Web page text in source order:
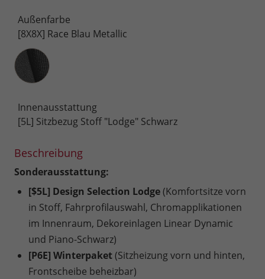
Außenfarbe
[8X8X] Race Blau Metallic
Innenausstattung
Innenausstattung
[5L] Sitzbezug Stoff "Lodge" Schwarz
Beschreibung
Sonderausstattung:
[$5L] Design Selection Lodge(Komfortsitze vorn
in Stoff, Fahrprofilauswahl, Chromapplikationen
im Innenraum, Dekoreinlagen Linear Dynamic
und Piano-Schwarz)
[P6E] Winterpaket(Sitzheizung vorn und hinten,
Frontscheibe beheizbar)